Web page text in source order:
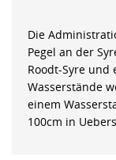
Die
Pegel an der
Roodt-Syre und
Wasserstände
einem
100cm in